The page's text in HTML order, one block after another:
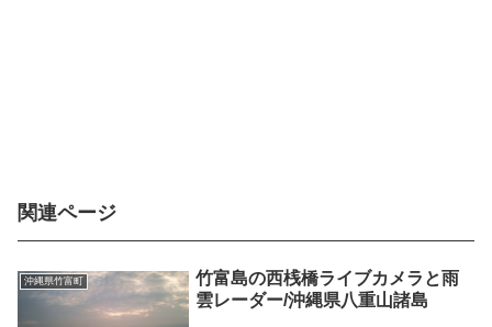
関連ページ
沖縄県竹富町
竹富島の西桟橋ライブカメラと雨
雲レーダー/沖縄県八重山諸島